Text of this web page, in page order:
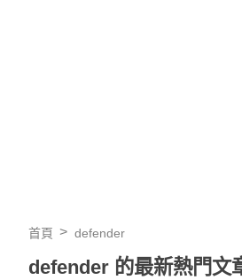
首頁 defender
defender 的最新熱門文